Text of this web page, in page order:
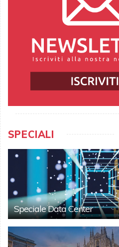
SPECIALI
Speciale Data Center